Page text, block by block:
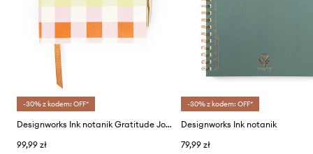
-30% z kodem: OFF*
Designworks Ink notanik Gratitude Journal - Picnic
99,99 zł
-30% z kodem: OFF*
Designworks Ink notanik
79,99 zł